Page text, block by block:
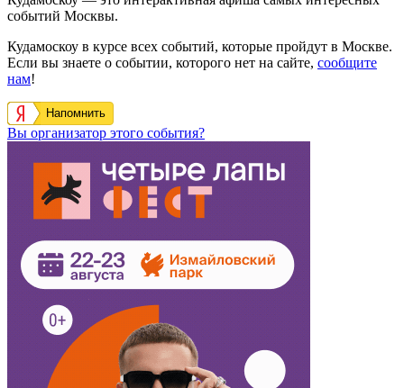
событий Москвы.
Кудамоскоу в курсе всех событий, которые пройдут в Москве.
Если вы знаете о событии, которого нет на сайте, сообщите
нам!
Напомнить
Вы организатор этого события?